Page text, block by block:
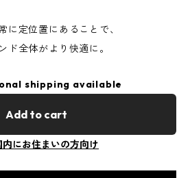
に定位置にあることで、
ド全体がより快適に。
shipping available
Add to cart
内にお住まいの方向け